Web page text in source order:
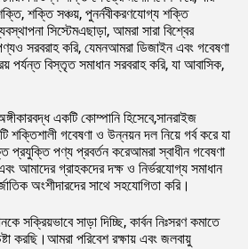
শক্তি সঞ্চয়, পুনর্নবীকরণযোগ্য শক্তি
সিস্টেমএছাড়া, আমরা সারা বিশ্বের
সরবরাহ করি, যেমনআমরা ডিজাইন এবং গবেষণা
বিস্তৃত সমাধান সরবরাহ করি, যা আবাসিক,
একটি কোম্পানি হিসেবে,সানরাইজ
শক্তিশালী গবেষণা ও উন্নয়ন দল নিয়ে গর্ব করে যা
প্রযুক্তি পণ্য প্রবর্তন করেআমরা স্বাধীন গবেষণা
আমাদের গ্রাহকদের দক্ষ ও নির্ভরযোগ্য সমাধান
অংশীদারদের সাথে সহযোগিতা করি।
সক্রিয়ভাবে সাড়া দিচ্ছি, কার্বন নিঃসরণ কমাতে
করছি।আমরা পরিবেশ রক্ষায় এবং জলবায়ু